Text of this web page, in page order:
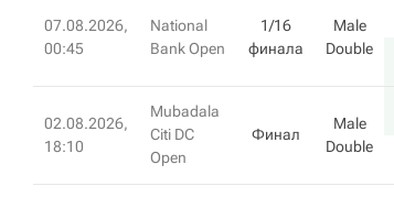
07.08.2026,
00:45
National
Bank Open
1/16
финала
Male
Double
02.08.2026,
18:10
Mubadala
Citi DC
Open
Финал
Male
Double